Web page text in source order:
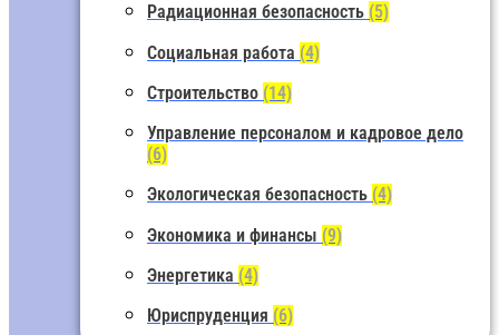
Радиационная безопасность (5)
Социальная работа (4)
Строительство (14)
Управление персоналом и кадровое дело
(6)
Экологическая безопасность (4)
Экономика и финансы (9)
Энергетика (4)
Юриспруденция (6)